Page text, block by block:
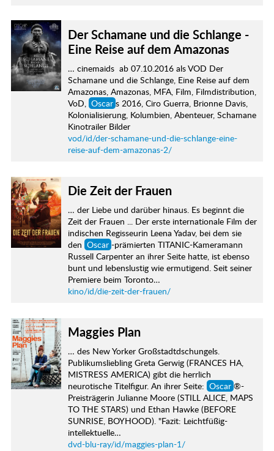
Der Schamane und die Schlange -
Eine Reise auf dem Amazonas
… cinemaids ab 07.10.2016 als VOD Der
Schamane und die Schlange, Eine Reise auf dem
Amazonas, Amazonas, MFA, Film, Filmdistribution,
VoD,
Oscar s 2016, Ciro Guerra, Brionne Davis,
Kolonialisierung, Kolumbien, Abenteuer, Schamane
Kinotrailer Bilder
vod/id/der-schamane-und-die-schlange-eine-
reise-auf-dem-amazonas-2/
Die Zeit der Frauen
… der Liebe und darüber hinaus. Es beginnt die
Zeit der Frauen ... Der erste internationale Film der
indischen Regisseurin Leena Yadav, bei dem sie
den Oscar -prämierten TITANIC-Kameramann
Russell Carpenter an ihrer Seite hatte, ist ebenso
bunt und lebenslustig wie ermutigend. Seit seiner
Premiere beim Toronto…
kino/id/die-zeit-der-frauen/
Maggies Plan
… des New Yorker Großstadtdschungels.
Publikumsliebling Greta Gerwig (FRANCES HA,
MISTRESS AMERICA) gibt die herrlich
neurotische Titelfigur. An ihrer Seite: Oscar ®-
Preisträgerin Julianne Moore (STILL ALICE, MAPS
TO THE STARS) und Ethan Hawke (BEFORE
SUNRISE, BOYHOOD). "Fazit: Leichtfüßig-
intellektuelle…
dvd-blu-ray/id/maggies-plan-1/